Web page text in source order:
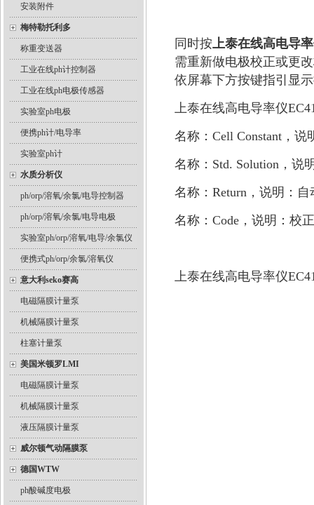
安装附件
梅特勒托利多
称重变送器
工业在线ph计控制器
工业在线ph电极传感器
实验室ph电极
便携ph计/电导率
实验室ph计
水质分析仪
ph/orp/溶氧/余氯/电导控制器
ph/orp/溶氧/余氯/电导电极
实验室ph/orp/溶氧/电导/余氯仪
便携式ph/orp/余氯/溶氧仪
意大利seko赛高
电磁隔膜计量泵
机械隔膜计量泵
柱塞计量泵
美国米顿罗LMI
电磁隔膜计量泵
机械隔膜计量泵
液压隔膜计量泵
威尔顿气动隔膜泵
德国WTW
ph酸碱度电极
同时按上泰在线高电导
需重新做电极校正或更
依屏幕下方按键指引显
上泰在线高电导率仪
名称：Cell Constant，
名称：Std. Solution，说
名称：Return，说明：
名称：Code，说明：校
上泰在线高电导率仪